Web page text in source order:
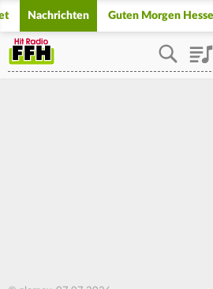
Nachrichten Guten Morgen